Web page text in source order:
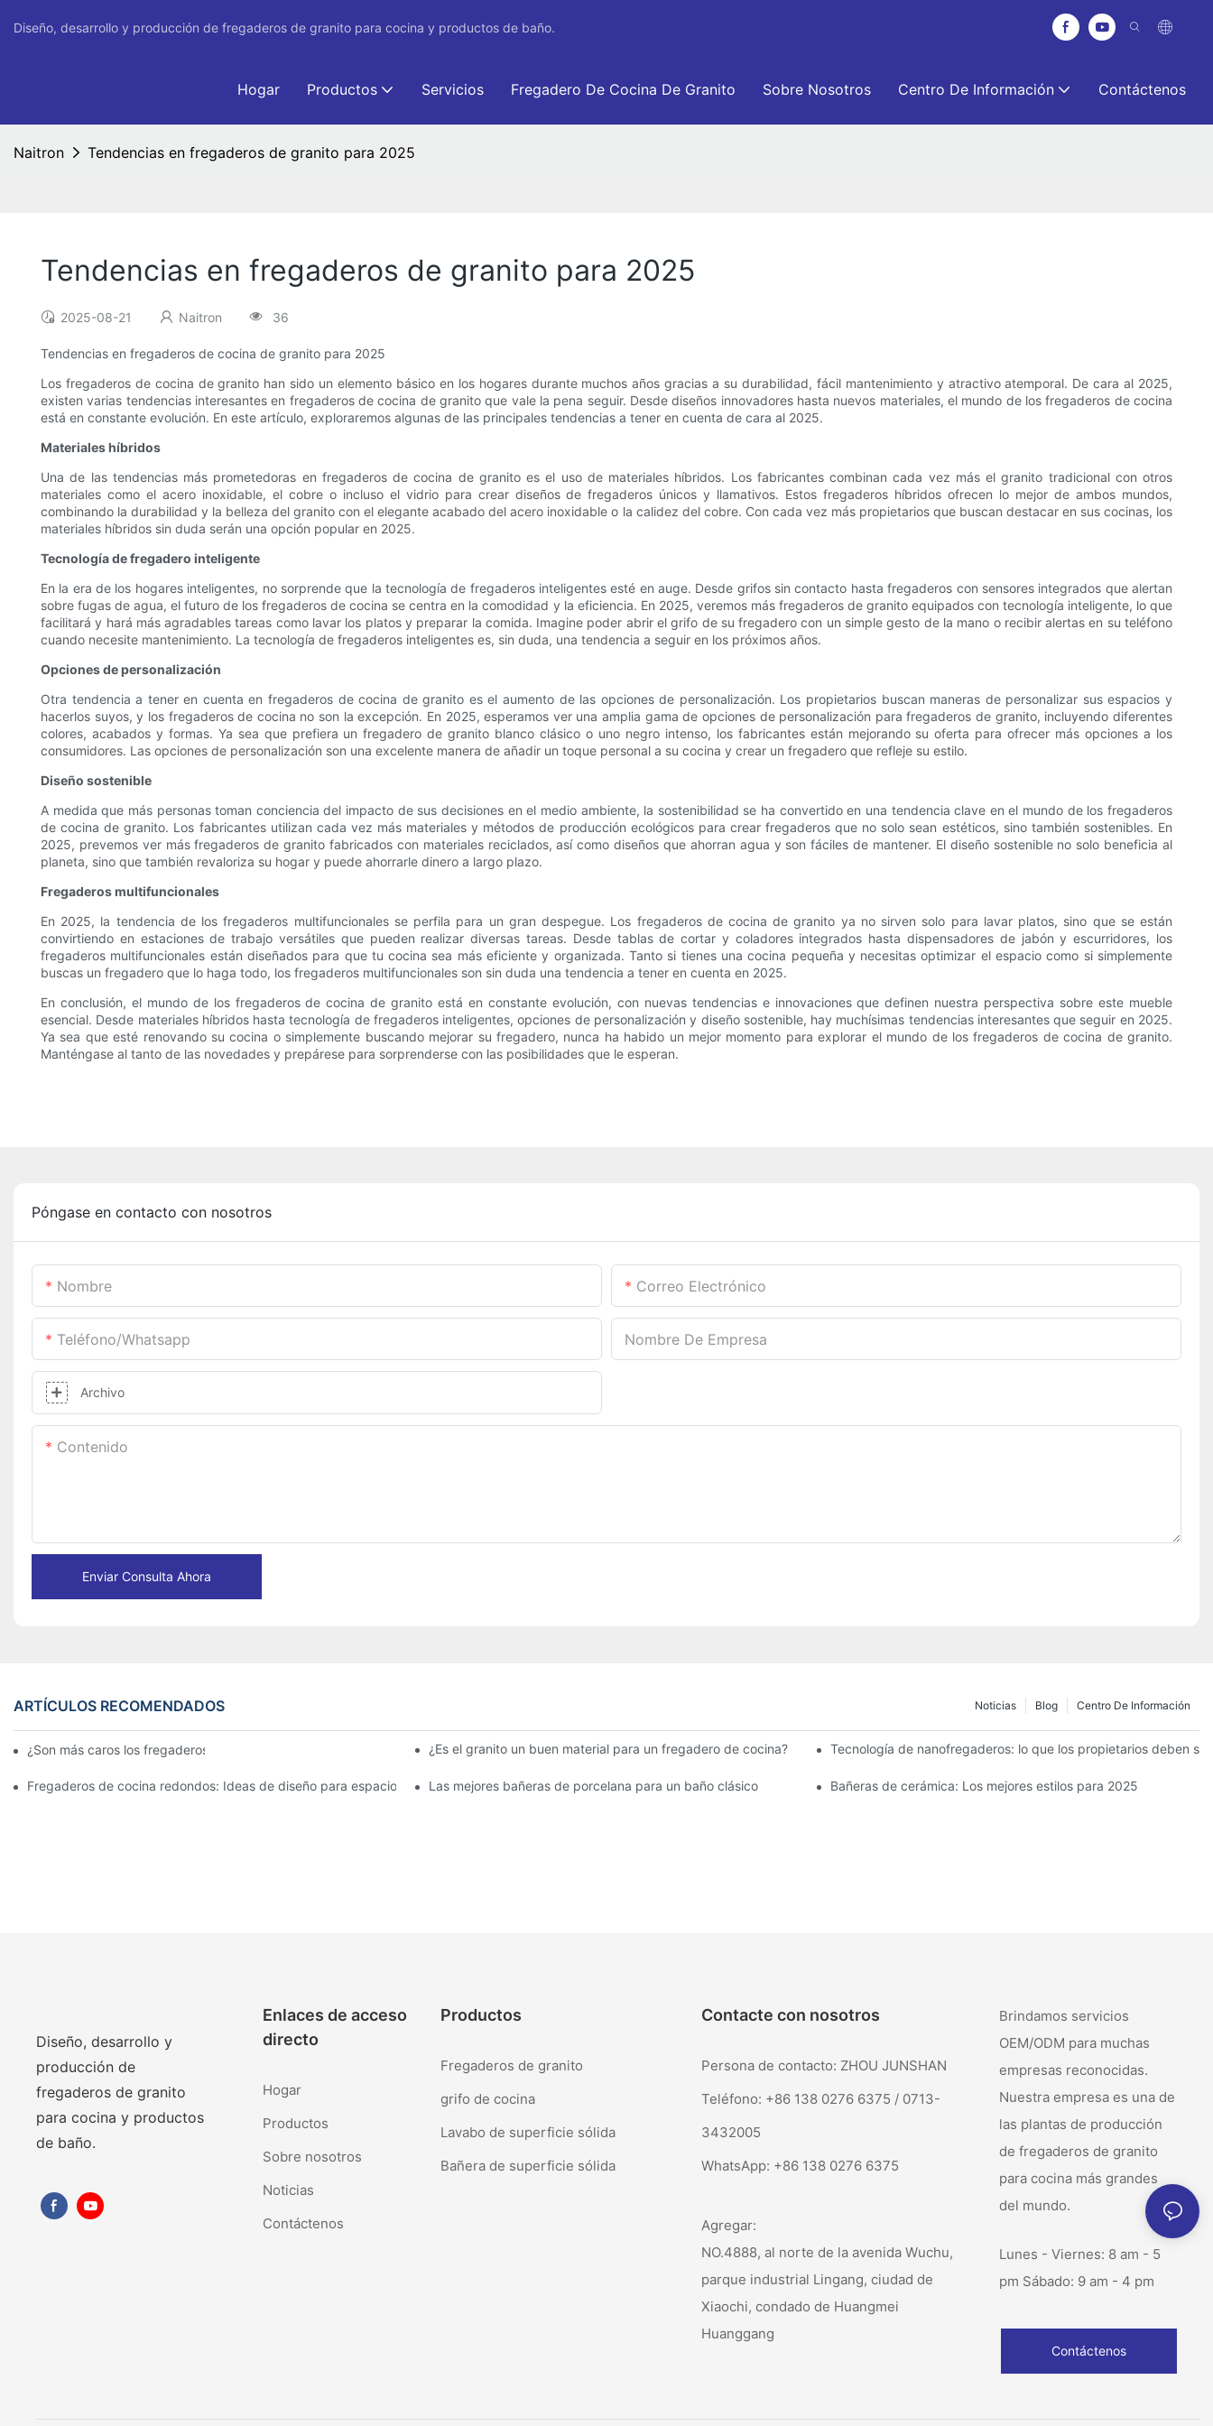
Diseño, desarrollo y producción de fregaderos de granito para cocina y productos de baño.
Hogar Productos Servicios Fregadero De Cocina De Granito Sobre Nosotros Centro De Información Contáctenos
Naitron Tendencias en fregaderos de granito para 2025
Tendencias en fregaderos de granito para 2025
2025-08-21 Naitron 36
Tendencias en fregaderos de cocina de granito para 2025
Los fregaderos de cocina de granito han sido un elemento básico en los hogares durante muchos años gracias a su durabilidad, fácil mantenimiento y atractivo atemporal. De cara al 2025,
existen varias tendencias interesantes en fregaderos de cocina de granito que vale la pena seguir. Desde diseños innovadores hasta nuevos materiales, el mundo de los fregaderos de cocina
está en constante evolución. En este artículo, exploraremos algunas de las principales tendencias a tener en cuenta de cara al 2025.
Materiales híbridos
Una de las tendencias más prometedoras en fregaderos de cocina de granito es el uso de materiales híbridos. Los fabricantes combinan cada vez más el granito tradicional con otros
materiales como el acero inoxidable, el cobre o incluso el vidrio para crear diseños de fregaderos únicos y llamativos. Estos fregaderos híbridos ofrecen lo mejor de ambos mundos,
combinando la durabilidad y la belleza del granito con el elegante acabado del acero inoxidable o la calidez del cobre. Con cada vez más propietarios que buscan destacar en sus cocinas, los
materiales híbridos sin duda serán una opción popular en 2025.
Tecnología de fregadero inteligente
En la era de los hogares inteligentes, no sorprende que la tecnología de fregaderos inteligentes esté en auge. Desde grifos sin contacto hasta fregaderos con sensores integrados que alertan
sobre fugas de agua, el futuro de los fregaderos de cocina se centra en la comodidad y la eficiencia. En 2025, veremos más fregaderos de granito equipados con tecnología inteligente, lo que
facilitará y hará más agradables tareas como lavar los platos y preparar la comida. Imagine poder abrir el grifo de su fregadero con un simple gesto de la mano o recibir alertas en su teléfono
cuando necesite mantenimiento. La tecnología de fregaderos inteligentes es, sin duda, una tendencia a seguir en los próximos años.
Opciones de personalización
Otra tendencia a tener en cuenta en fregaderos de cocina de granito es el aumento de las opciones de personalización. Los propietarios buscan maneras de personalizar sus espacios y
hacerlos suyos, y los fregaderos de cocina no son la excepción. En 2025, esperamos ver una amplia gama de opciones de personalización para fregaderos de granito, incluyendo diferentes
colores, acabados y formas. Ya sea que prefiera un fregadero de granito blanco clásico o uno negro intenso, los fabricantes están mejorando su oferta para ofrecer más opciones a los
consumidores. Las opciones de personalización son una excelente manera de añadir un toque personal a su cocina y crear un fregadero que refleje su estilo.
Diseño sostenible
A medida que más personas toman conciencia del impacto de sus decisiones en el medio ambiente, la sostenibilidad se ha convertido en una tendencia clave en el mundo de los fregaderos
de cocina de granito. Los fabricantes utilizan cada vez más materiales y métodos de producción ecológicos para crear fregaderos que no solo sean estéticos, sino también sostenibles. En
2025, prevemos ver más fregaderos de granito fabricados con materiales reciclados, así como diseños que ahorran agua y son fáciles de mantener. El diseño sostenible no solo beneficia al
planeta, sino que también revaloriza su hogar y puede ahorrarle dinero a largo plazo.
Fregaderos multifuncionales
En 2025, la tendencia de los fregaderos multifuncionales se perfila para un gran despegue. Los fregaderos de cocina de granito ya no sirven solo para lavar platos, sino que se están
convirtiendo en estaciones de trabajo versátiles que pueden realizar diversas tareas. Desde tablas de cortar y coladores integrados hasta dispensadores de jabón y escurridores, los
fregaderos multifuncionales están diseñados para que tu cocina sea más eficiente y organizada. Tanto si tienes una cocina pequeña y necesitas optimizar el espacio como si simplemente
buscas un fregadero que lo haga todo, los fregaderos multifuncionales son sin duda una tendencia a tener en cuenta en 2025.
En conclusión, el mundo de los fregaderos de cocina de granito está en constante evolución, con nuevas tendencias e innovaciones que definen nuestra perspectiva sobre este mueble
esencial. Desde materiales híbridos hasta tecnología de fregaderos inteligentes, opciones de personalización y diseño sostenible, hay muchísimas tendencias interesantes que seguir en 2025.
Ya sea que esté renovando su cocina o simplemente buscando mejorar su fregadero, nunca ha habido un mejor momento para explorar el mundo de los fregaderos de cocina de granito.
Manténgase al tanto de las novedades y prepárese para sorprenderse con las posibilidades que le esperan.
Póngase en contacto con nosotros
Nombre Correo Electrónico
Teléfono/whatsapp Nombre De Empresa
Archivo
Contenido
Enviar Consulta Ahora
ARTÍCULOS RECOMENDADOS Centro De Información
Blog
Noticias
¿Son más caros los fregaderos de granito? ¿Es el granito un buen material para un fregadero de cocina? Tecnología de nanofregaderos: lo que los propietarios deben
Fregaderos de cocina redondos: Ideas de diseño para espacios pequeñosLas mejores bañeras de porcelana para un baño clásico Bañeras de cerámica: Los mejores estilos para 2025
Diseño, desarrollo y
producción de
fregaderos de granito
para cocina y productos
de baño.
Enlaces de acceso
directo
Hogar
Productos
Sobre nosotros
Noticias
Contáctenos
Productos
Fregaderos de granito
grifo de cocina
Lavabo de superficie sólida
Bañera de superficie sólida
Contacte con nosotros
Persona de contacto: ZHOU JUNSHAN
Teléfono: +86 138 0276 6375 / 0713-
3432005
WhatsApp: +86 138 0276 6375
Agregar:
NO.4888, al norte de la avenida Wuchu,
parque industrial Lingang, ciudad de
Xiaochi, condado de Huangmei
Huanggang
Brindamos servicios
OEM/ODM para muchas
empresas reconocidas.
Nuestra empresa es una de
las plantas de producción
de fregaderos de granito
para cocina más grandes
del mundo.
Lunes - Viernes: 8 am - 5
pm Sábado: 9 am - 4 pm
Contáctenos